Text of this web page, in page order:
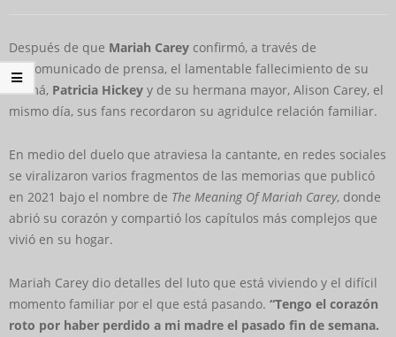
Después de que Mariah Carey confirmó, a través de
un comunicado de prensa, el lamentable fallecimiento de su
mamá, Patricia Hickey y de su hermana mayor, Alison Carey, el
mismo día, sus fans recordaron su agridulce relación familiar.
En medio del duelo que atraviesa la cantante, en redes sociales
se viralizaron varios fragmentos de las memorias que publicó
en 2021 bajo el nombre de The Meaning Of Mariah Carey, donde
abrió su corazón y compartió los capítulos más complejos que
vivió en su hogar.
Mariah Carey dio detalles del luto que está viviendo y el difícil
momento familiar por el que está pasando. “Tengo el corazón
roto por haber perdido a mi madre el pasado fin de semana.